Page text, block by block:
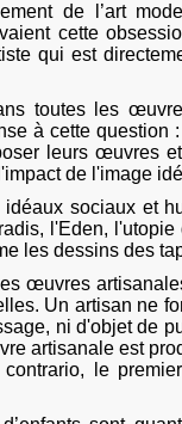
de l’art
cette
qui est
toutes les
à cette question
leurs œuvres
de l'image
sociaux et
l'Eden,
les dessins des
œuvres
Un artisan ne
ni d'objet de
artisanale est
contrario, le